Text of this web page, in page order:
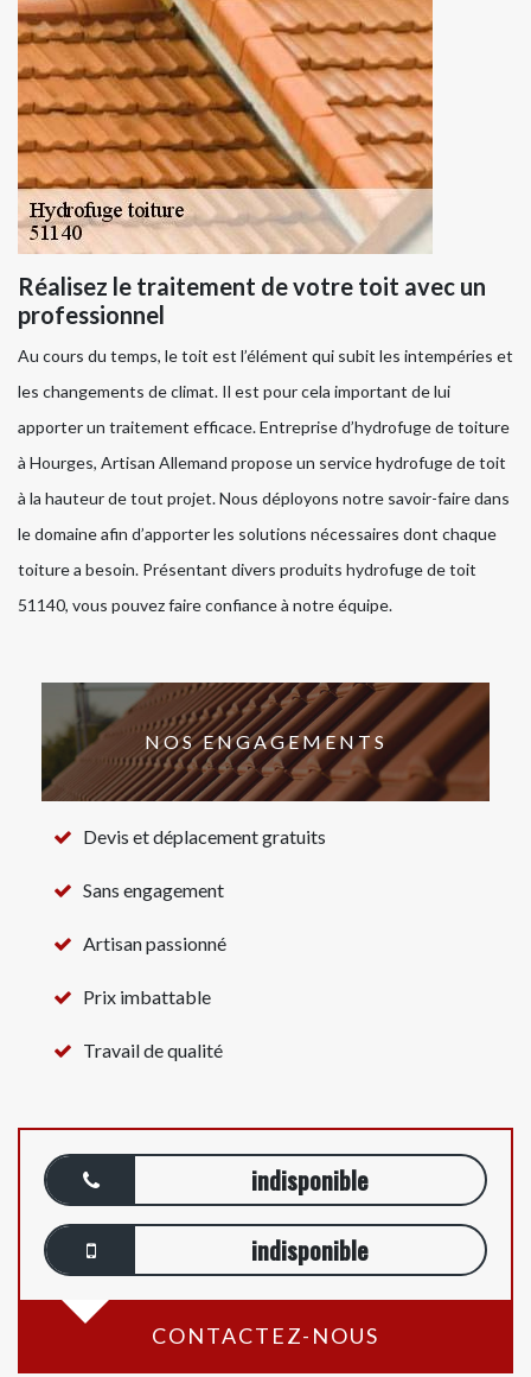
Réalisez le traitement de votre toit avec un
professionnel
Au cours du temps, le toit est l’élément qui subit les intempéries et
les changements de climat. Il est pour cela important de lui
apporter un traitement efficace. Entreprise d’hydrofuge de toiture
à Hourges, Artisan Allemand propose un service hydrofuge de toit
à la hauteur de tout projet. Nous déployons notre savoir-faire dans
le domaine afin d’apporter les solutions nécessaires dont chaque
toiture a besoin. Présentant divers produits hydrofuge de toit
51140, vous pouvez faire confiance à notre équipe.
NOS ENGAGEMENTS
Devis et déplacement gratuits
Sans engagement
Artisan passionné
Prix imbattable
Travail de qualité
indisponible
indisponible
CONTACTEZ-NOUS